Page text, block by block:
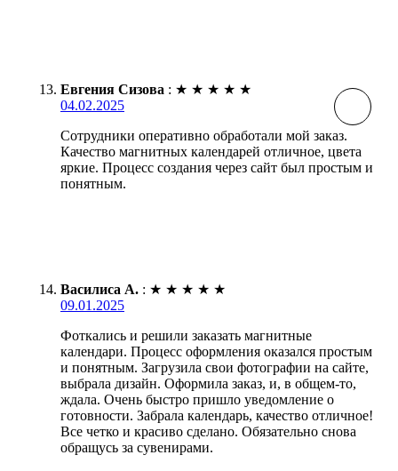
Евгения Сизова : ★ ★ ★ ★ ★
04.02.2025
Сотрудники оперативно обработали мой заказ.
Качество магнитных календарей отличное, цвета
яркие. Процесс создания через сайт был простым и
понятным.
Василиса А. : ★ ★ ★ ★ ★
09.01.2025
Фоткались и решили заказать магнитные
календари. Процесс оформления оказался простым
и понятным. Загрузила свои фотографии на сайте,
выбрала дизайн. Оформила заказ, и, в общем-то,
ждала. Очень быстро пришло уведомление о
готовности. Забрала календарь, качество отличное!
Все четко и красиво сделано. Обязательно снова
обращусь за сувенирами.